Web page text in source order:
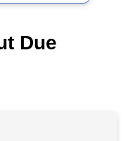
Due